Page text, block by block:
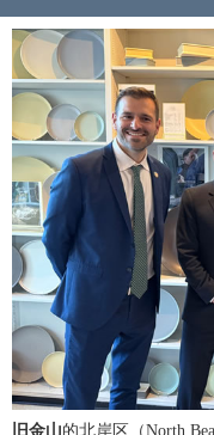
旧金山的北岸区（North